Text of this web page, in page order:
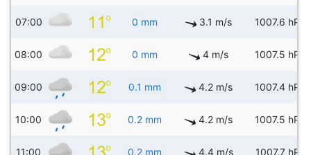
07:00 0 mm 3.1 m/s 1007.6 hPa
08:00 0 mm 4 m/s 1007.5 hPa
09:00 0.1 mm 4.2 m/s 1007.4 hPa
10:00 0.2 mm 4.2 m/s 1007.5 hPa
11:00 0.2 mm 4.4 m/s 1007.7 hPa